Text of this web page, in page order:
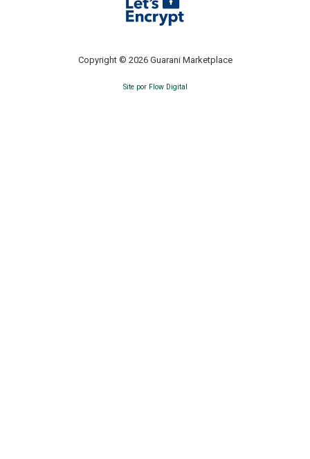
Copyright © 2026 Guarani Marketplace
Site por Flow Digital